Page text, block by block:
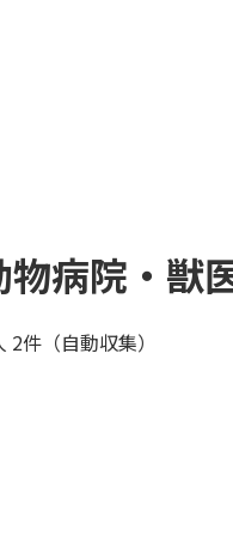
物病院・獣
2件（自動収集）